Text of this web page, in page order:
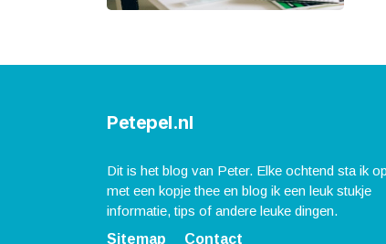
Petepel.nl
Dit is het blog van Peter. Elke ochtend sta ik op
met een kopje thee en blog ik een leuk stukje
informatie, tips of andere leuke dingen.
Sitemap
Contact